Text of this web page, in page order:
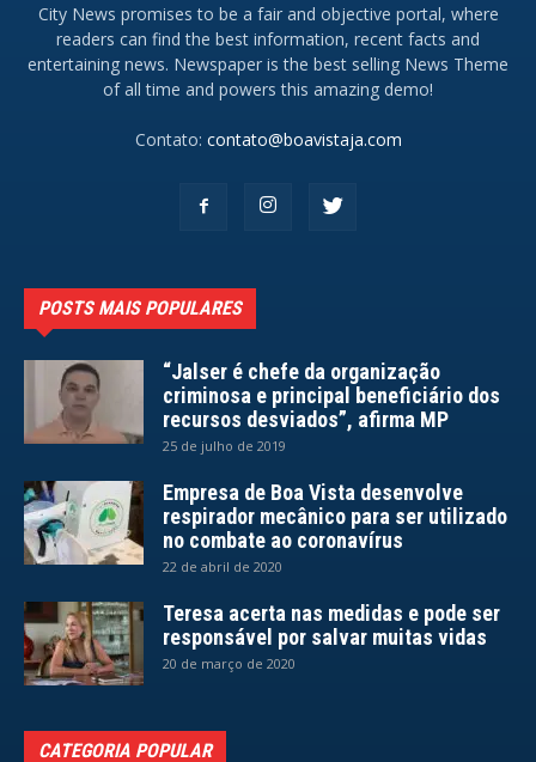
City News promises to be a fair and objective portal, where
readers can find the best information, recent facts and
entertaining news. Newspaper is the best selling News Theme
of all time and powers this amazing demo!
Contato: contato@boavistaja.com
POSTS MAIS POPULARES
“Jalser é chefe da organização
criminosa e principal beneficiário dos
recursos desviados”, afirma MP
25 de julho de 2019
Empresa de Boa Vista desenvolve
respirador mecânico para ser utilizado
no combate ao coronavírus
22 de abril de 2020
Teresa acerta nas medidas e pode ser
responsável por salvar muitas vidas
20 de março de 2020
CATEGORIA POPULAR